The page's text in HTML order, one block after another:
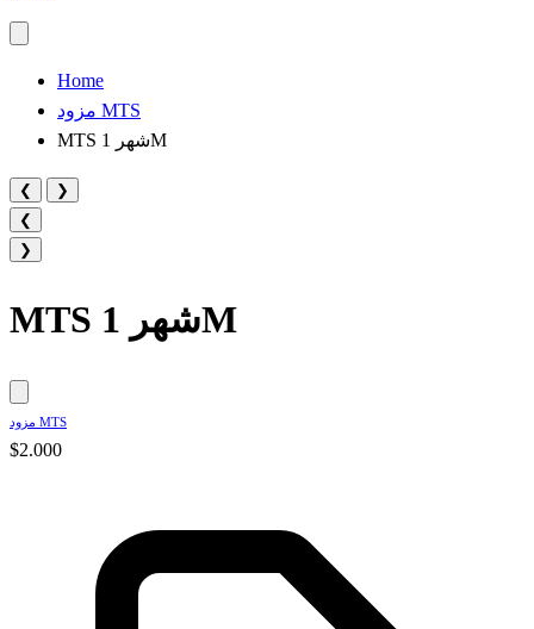
Home
مزود MTS
MTS شهر 1M
❮
❯
❮
❯
MTS شهر 1M
مزود MTS
$2.000